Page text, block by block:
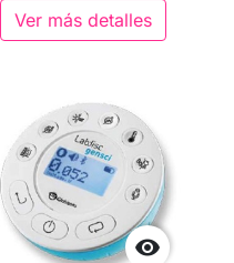
Ver más detalles
